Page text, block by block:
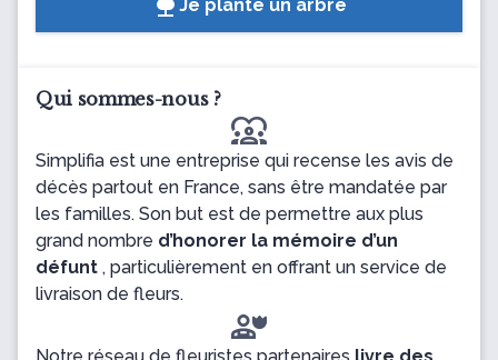
Je plante un arbre
Qui sommes-nous ?
diversity_1
Simplifia est une entreprise qui recense les avis de
décès partout en France, sans être mandatée par
les familles. Son but est de permettre aux plus
grand nombre d’honorer la mémoire d’un
défunt , particulièrement en offrant un service de
livraison de fleurs.